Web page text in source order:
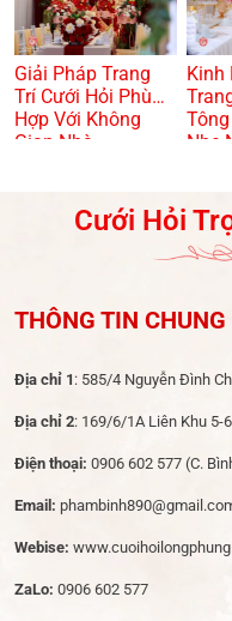
Giải Pháp Trang
Trí Cưới Hỏi Phù
Hợp Với Không
Gian Nhà
Kinh
Nhẹ
Cưới Hỏi
THÔNG TIN CHUNG
Địa chỉ 1 : 585/4 Nguyễn Đình
Địa chỉ 2: 169/6/1A Liên Khu 5-
Điện thoại: 0906 602 577 (C.
Email:
Webise:
ZaLo: 0906 602 577